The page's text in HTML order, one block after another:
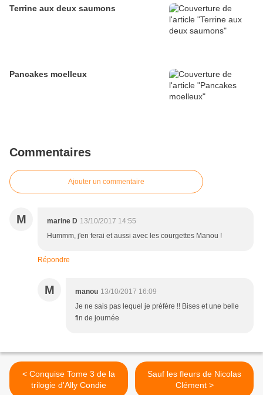
Terrine aux deux saumons
Pancakes moelleux
Commentaires
Ajouter un commentaire
M marine D 13/10/2017 14:55
Hummm, j'en ferai et aussi avec les courgettes Manou !
Répondre
M manou 13/10/2017 16:09
Je ne sais pas lequel je préfère !! Bises et une belle
fin de journée
< Conquise Tome 3 de la
trilogie d'Ally Condie
Sauf les fleurs de Nicolas
Clément >